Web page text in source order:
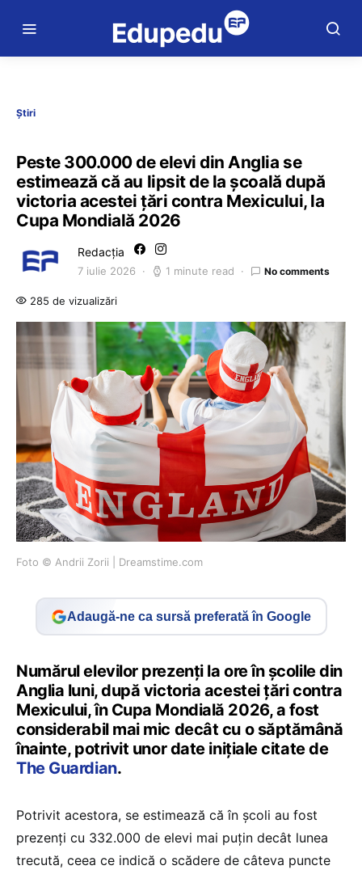
Știri
Peste 300.000 de elevi din Anglia se
estimează că au lipsit de la școală după
victoria acestei țări contra Mexicului, la
Cupa Mondială 2026
Redacția
7 iulie 2026 1 minute read No comments
285 de vizualizări
Foto © Andrii Zorii | Dreamstime.com
Adaugă-ne ca sursă preferată în Google
Numărul elevilor prezenți la ore în școlile din
Anglia luni, după victoria acestei țări contra
Mexicului, în Cupa Mondială 2026, a fost
considerabil mai mic decât cu o săptămână
înainte, potrivit unor date inițiale citate de
The Guardian.
Potrivit acestora, se estimează că în școli au fost
prezenți cu 332.000 de elevi mai puțin decât lunea
trecută, ceea ce indică o scădere de câteva puncte